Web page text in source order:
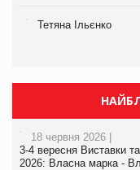
Тетяна Ільєнко
18 червня 2026 |
3-4 вересня Виставки
2026: Власна марка -